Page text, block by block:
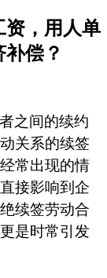
资，用人单
偿？
之间的续约
关系的续签
常出现的情
接影响到企
续签劳动合
是时常引发